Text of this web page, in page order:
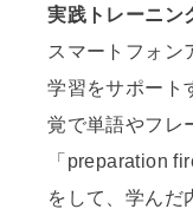
実践トレーニン
スマートフォン
学習をサポート
覚で単語やフレ
「preparation
をして、学んだ